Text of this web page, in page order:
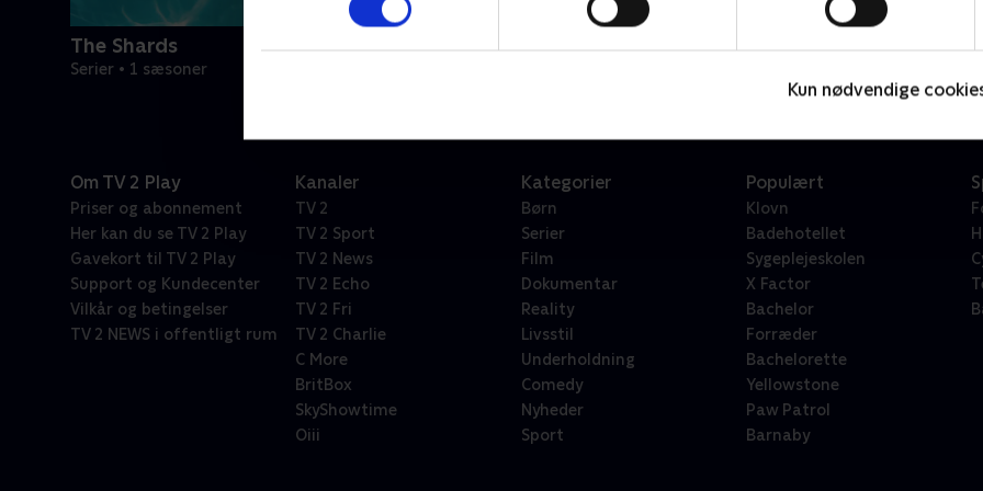
Kun nødvendige
The Shards
Serier • 1 sæsoner
Om TV 2 Play
Priser og abonnement
Her kan du se TV 2 Play
Gavekort til TV 2 Play
Support og Kundecenter
Vilkår og betingelser
TV 2 NEWS i offentligt rum
Kanaler
TV 2
TV 2 Sport
TV 2 News
TV 2 Echo
TV 2 Fri
TV 2 Charlie
C More
BritBox
SkyShowtime
Oiii
Kategorier
Børn
Serier
Film
Dokumentar
Reality
Livsstil
Underholdning
Comedy
Nyheder
Sport
Populært
Klovn
Badehotellet
Sygeplejeskolen
X Factor
Bachelor
Forræder
Bachelorette
Yellowstone
Paw Patrol
Barnaby